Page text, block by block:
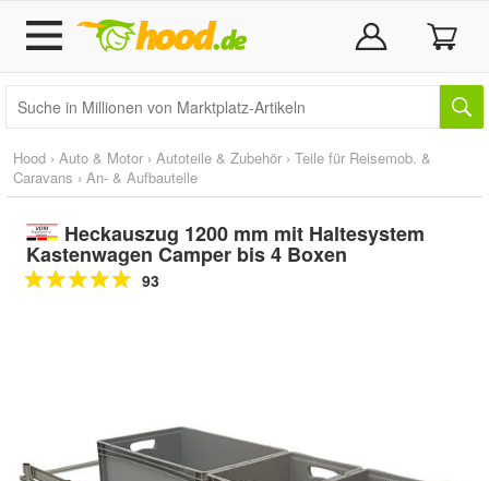
Hood › Auto & Motor › Autoteile & Zubehör › Teile für Reisemob. &
Caravans › An- & Aufbauteile
Heckauszug 1200 mm mit Haltesystem
Kastenwagen Camper bis 4 Boxen
93